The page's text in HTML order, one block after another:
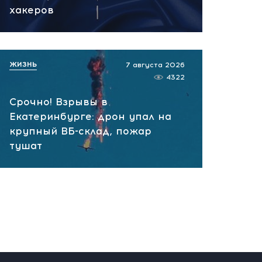
сегодня, 09:06
Рекордный налет на
Россию за сутки,
Приграничье горит, фронт
идет вперед
сегодня, 07:52
хакеров
Срочно! Взрывы в
Екатеринбурге: дрон упал на
крупный ВБ-склад, пожар
тушат
7 августа 2026
4322
ЖИЗНЬ